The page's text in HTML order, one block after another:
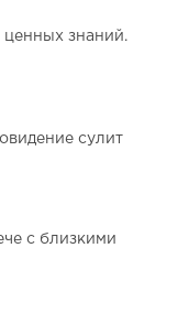
знаний.
сулит
с близкими